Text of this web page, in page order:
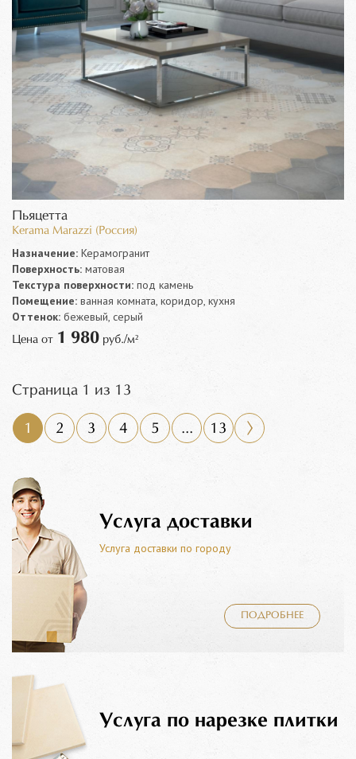
Пьяцетта
Kerama Marazzi (Россия)
Назначение: Керамогранит
Поверхность: матовая
Текстура поверхности: под камень
Помещение: ванная комната, коридор, кухня
Оттенок: бежевый, серый
Цена от 1 980 руб./м²
Страница 1 из 13
1 2 3 4 5 ... 13
Услуга доставки
Услуга доставки по городу
ПОДРОБНЕЕ
Услуга по нарезке плитки